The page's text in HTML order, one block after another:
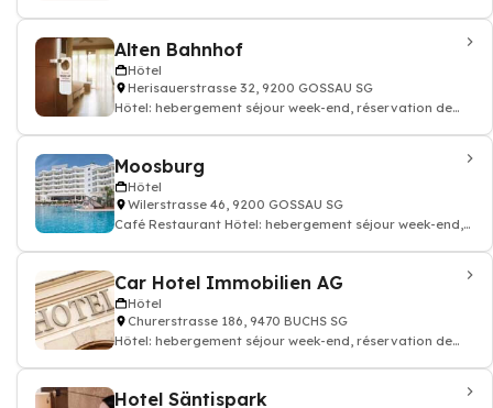
Alten Bahnhof
Hôtel
Herisauerstrasse 32, 9200 GOSSAU SG
Hôtel: hebergement séjour week-end, réservation de
Moosburg
Hôtel
Wilerstrasse 46, 9200 GOSSAU SG
Café Restaurant Hôtel: hebergement séjour week-end,
Car Hotel Immobilien AG
Hôtel
Churerstrasse 186, 9470 BUCHS SG
Hôtel: hebergement séjour week-end, réservation de
Hotel Säntispark